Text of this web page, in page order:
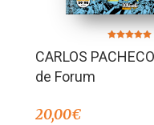
5.00
de 5
CARLOS
de Forum
20,00€